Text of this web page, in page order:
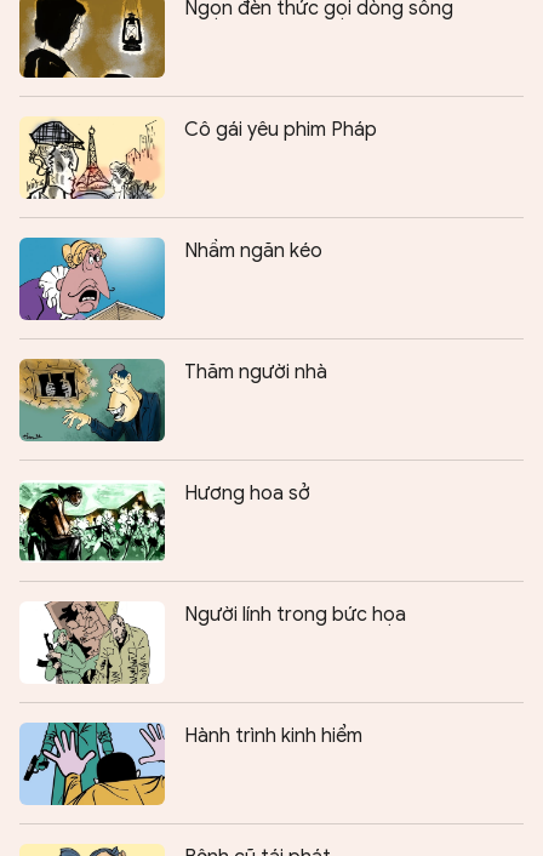
Ngọn đèn thức gọi dòng sông
Cô gái yêu phim Pháp
Nhầm ngăn kéo
Thăm người nhà
Hương hoa sở
Người lính trong bức họa
Hành trình kinh hiểm